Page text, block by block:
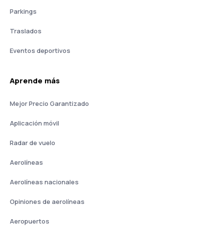
Parkings
Traslados
Eventos deportivos
Aprende más
Mejor Precio Garantizado
Aplicación móvil
Radar de vuelo
Aerolíneas
Aerolíneas nacionales
Opiniones de aerolíneas
Aeropuertos